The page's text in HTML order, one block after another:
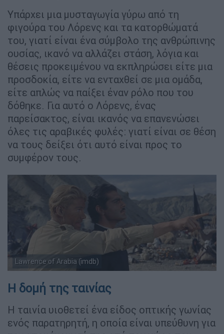
Υπάρχει μια μυσταγωγία γύρω από τη
φιγούρα του Λόρενς και τα κατορθώματά
του, γιατί είναι ένα σύμβολο της ανθρώπινης
ουσίας, ικανό να αλλάζει στάση, λόγια και
θέσεις προκειμένου να εκπληρώσει είτε μια
προσδοκία, είτε να ενταχθεί σε μια ομάδα,
είτε απλώς να παίξει έναν ρόλο που του
δόθηκε. Για αυτό ο Λόρενς, ένας
παρείσακτος, είναι ικανός να επανενώσει
όλες τις αραβικές φυλές: γιατί είναι σε θέση
να τους δείξει ότι αυτό είναι προς το
συμφέρον τους.
Lawrence of Arabia (imdb)
Η δομή της ταινίας
Η ταινία υιοθετεί ένα είδος οπτικής γωνίας
ενός παρατηρητή, η οποία είναι υπεύθυνη για